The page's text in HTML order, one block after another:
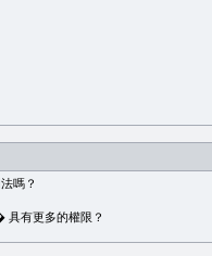
嗎？
有更多的權限？